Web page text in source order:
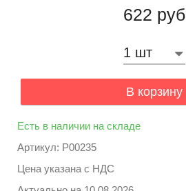
622 руб
В корзину
Есть в наличии на складе
Артикул: P00235
Цена указана с НДС